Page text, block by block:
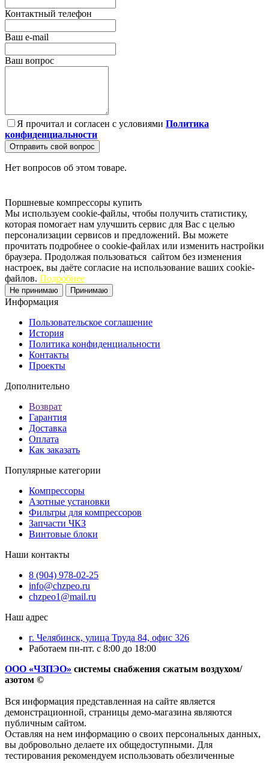
Контактный телефон
Ваш e-mail
Ваш вопрос
Я прочитал и согласен с условиями Политика
конфиденциальности
Отправить свой вопрос
Нет вопросов об этом товаре.
Поршневые компрессоры купить
Мы используем cookie-файлы, чтобы получить статистику,
которая помогает нам улучшить сервис для Вас с целью
персонализации сервисов и предложений. Вы можете
прочитать подробнее о cookie-файлах или изменить настройки
браузера. Продолжая пользоваться сайтом без изменения
настроек, вы даёте согласие на использование ваших cookie-
файлов. Подробнее
Не принимаю Принимаю
Информация
Пользовательское соглашение
История
Политика конфиденциальности
Контакты
Проекты
Дополнительно
Возврат
Гарантия
Доставка
Оплата
Как заказать
Популярные категории
Компрессоры
Азотные установки
Фильтры для компрессоров
Запчасти ЧКЗ
Винтовые блоки
Наши контакты
8 (904) 978-02-25
info@chzpeo.ru
chzpeo1@mail.ru
Наш адрес
г. Челябинск, улица Труда 84, офис 326
Работаем пн-пт. с 8:00 до 18:00
ООО «ЧЗПЭО» системы снабжения сжатым воздухом/
азотом ©
Вся информация представленная на сайте является
демонстрационной, страницы демо-магазина являются
публичным сайтом.
Оставляя на нем информацию о своих персональных данных,
вы добровольно делаете их общедоступными. Для
тестирования рекомендуем использовать обезличенные